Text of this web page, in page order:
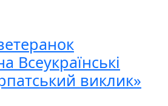
Всеукраїнські
виклик»